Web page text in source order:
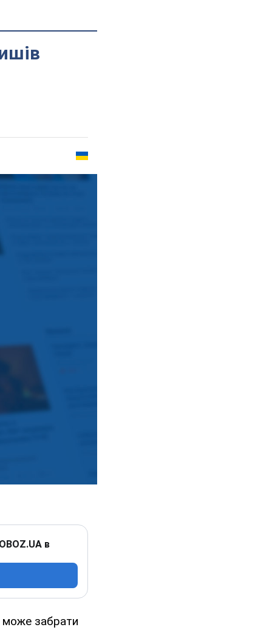
в
може забрати